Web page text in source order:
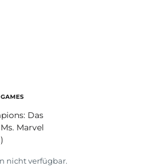
Das
Marvel
nicht verfügbar.